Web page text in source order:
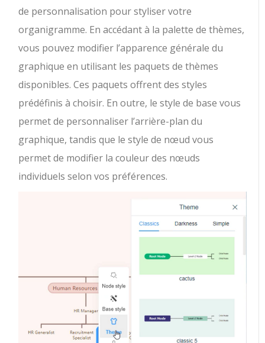
de personnalisation pour styliser votre
organigramme. En accédant à la palette de thèmes,
vous pouvez modifier l’apparence générale du
graphique en utilisant les paquets de thèmes
disponibles. Ces paquets offrent des styles
prédéfinis à choisir. En outre, le style de base vous
permet de personnaliser l’arrière-plan du
graphique, tandis que le style de nœud vous
permet de modifier la couleur des nœuds
individuels selon vos préférences.